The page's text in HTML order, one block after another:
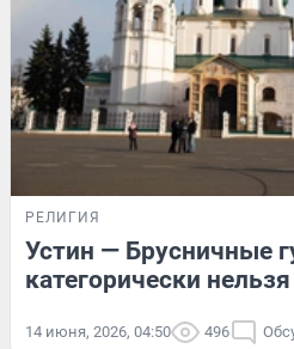
РЕЛИГИЯ
Устин — Брусничные
категорически
14 июня, 2026, 04:50 496